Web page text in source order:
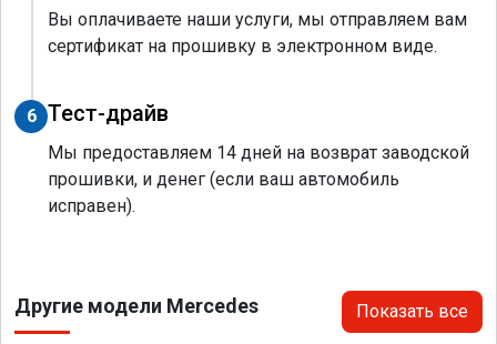
Вы оплачиваете наши услуги, мы отправляем вам
сертификат на прошивку в электронном виде.
6 Тест-драйв
Мы предоставляем 14 дней на возврат заводской
прошивки, и денег (если ваш автомобиль
исправен).
Другие модели Mercedes Показать все